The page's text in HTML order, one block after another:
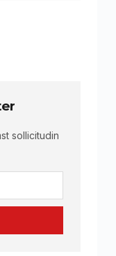
sollicitudin